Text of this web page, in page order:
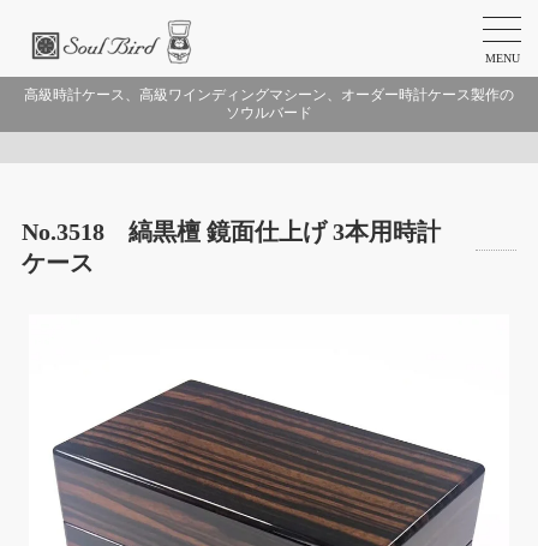
MENU
高級時計ケース、高級ワインディングマシーン、オーダー時計ケース製作の
ソウルバード
No.3518 縞黒檀 鏡面仕上げ 3本用時計
ケース